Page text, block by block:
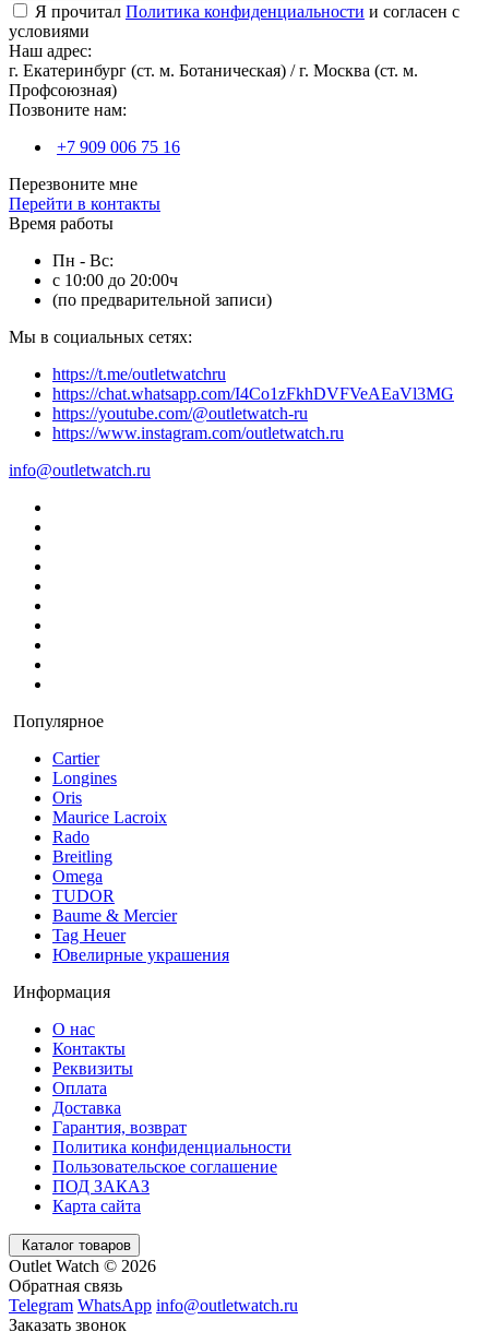
Я прочитал Политика конфиденциальности и согласен с
условиями
Наш адрес:
г. Екатеринбург (ст. м. Ботаническая) / г. Москва (ст. м.
Профсоюзная)
Позвоните нам:
+7 909 006 75 16
Перезвоните мне
Перейти в контакты
Время работы
Пн - Вс:
с 10:00 до 20:00ч
(по предварительной записи)
Мы в социальных сетях:
https://t.me/outletwatchru
https://chat.whatsapp.com/I4Co1zFkhDVFVeAEaVl3MG
https://youtube.com/@outletwatch-ru
https://www.instagram.com/outletwatch.ru
info@outletwatch.ru
Популярное
Cartier
Longines
Oris
Maurice Lacroix
Rado
Breitling
Omega
TUDOR
Baume & Mercier
Tag Heuer
Ювелирные украшения
Информация
О нас
Контакты
Реквизиты
Оплата
Доставка
Гарантия, возврат
Политика конфиденциальности
Пользовательское соглашение
ПОД ЗАКАЗ
Карта сайта
Каталог товаров
Outlet Watch © 2026
Обратная связь
Telegram WhatsApp info@outletwatch.ru
Заказать звонок